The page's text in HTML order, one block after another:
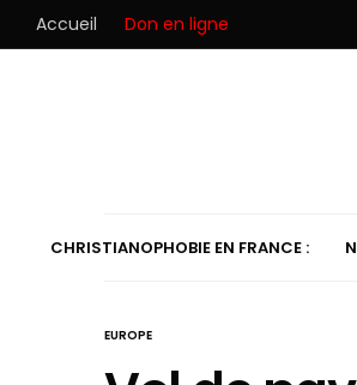
Accueil Don en ligne
CHRISTIANOPHOBIE EN FRANCE :
EUROPE